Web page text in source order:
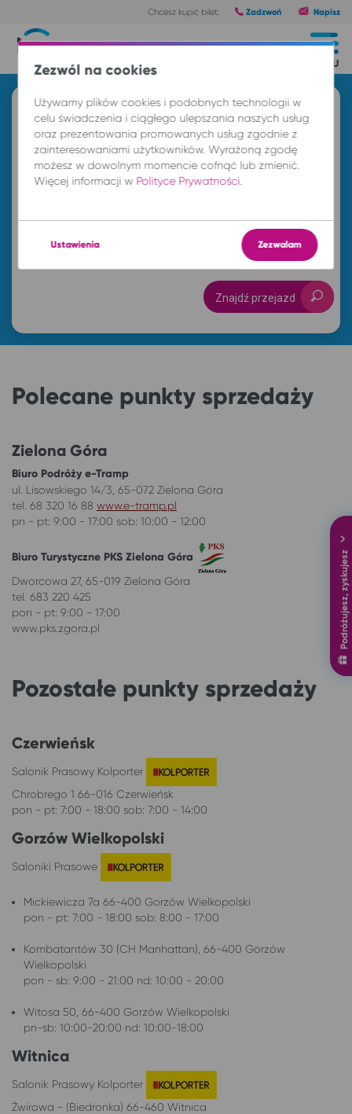
Chcesz kupić bilet: Zadzwoń Napisz
MENU
Znajdź przejazd i kup bilet
Z
nd. 9 sie. -- : --
Znajdź przejazd
Podróżujesz, zyskujesz
Polecane punkty sprzedaży
Zielona Góra
Biuro Podróży e-Tramp
ul. Lisowskiego 14/3, 65-072 Zielona Góra
tel. 68 320 16 88 www.e-tramp.pl
pn - pt: 9:00 - 17:00 sob: 10:00 - 12:00
Biuro Turystyczne PKS Zielona Góra
Dworcowa 27, 65-019 Zielona Góra
tel. 683 220 425
pon - pt: 9:00 - 17:00
www.pks.zgora.pl
Pozostałe punkty sprzedaży
Czerwieńsk
Salonik Prasowy Kolporter
Chrobrego 1 66-016 Czerwieńsk
pon - pt: 7:00 - 18:00 sob: 7:00 - 14:00
Gorzów Wielkopolski
Saloniki Prasowe
Mickiewicza 7a 66-400 Gorzów Wielkopolski
pon - pt: 7:00 - 18:00 sob: 8:00 - 17:00
Kombatantów 30 (CH Manhattan), 66-400 Gorzów
Wielkopolski
pon - sb: 9:00 - 21:00 nd: 10:00 - 20:00
Witosa 50, 66-400 Gorzów Wielkopolski
pn-sb: 10:00-20:00 nd: 10:00-18:00
Witnica
Salonik Prasowy Kolporter
Żwirowa - (Biedronka) 66-460 Witnica
Zezwól na cookies
Używamy plików cookies i podobnych technologii w
celu świadczenia i ciągłego ulepszania naszych usług
oraz prezentowania promowanych usług zgodnie z
zainteresowaniami użytkowników. Wyrażoną zgodę
możesz w dowolnym momencie cofnąć lub zmienić.
Więcej informacji w Polityce Prywatności.
Ustawienia Zezwalam